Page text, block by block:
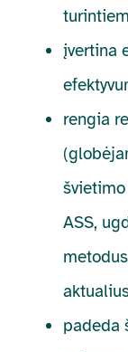
įvertina
rengia
ASS,
padeda